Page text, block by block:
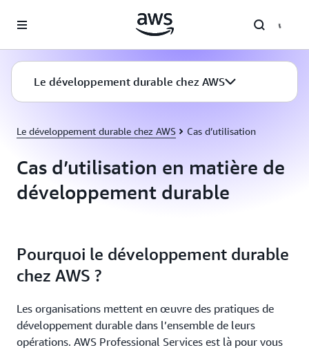
Le développement durable chez AWS
Le développement durable chez AWS Cas d’utilisation
Cas d’utilisation en matière de
développement durable
Pourquoi le développement durable
chez AWS ?
Les organisations mettent en œuvre des pratiques de
développement durable dans l’ensemble de leurs
opérations. AWS Professional Services est là pour vous